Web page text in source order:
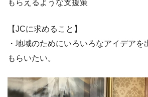
もらえるような支援策
【JCに求めること】
・地域のためにいろいろなアイデアを
もらいたい。